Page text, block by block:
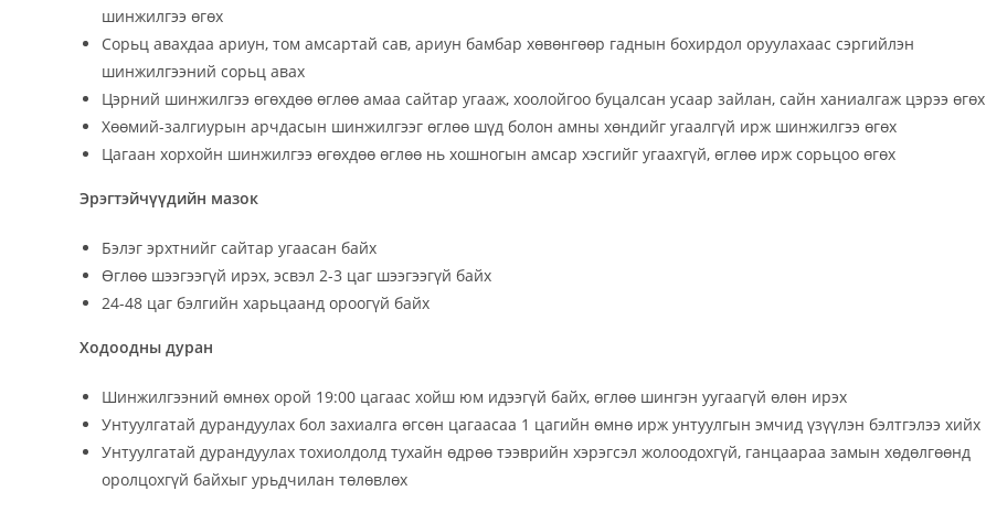
шинжилгээ өгөх
Сорьц авахдаа ариун, том амсартай сав, ариун бамбар хөвөнгөөр гаднын бохирдол оруулахаас сэргийлэн
шинжилгээний сорьц авах
Цэрний шинжилгээ өгөхдөө өглөө амаа сайтар угааж, хоолойгоо буцалсан усаар зайлан, сайн ханиалгаж цэрээ өгөх
Хөөмий-залгиурын арчдасын шинжилгээг өглөө шүд болон амны хөндийг угаалгүй ирж шинжилгээ өгөх
Цагаан хорхойн шинжилгээ өгөхдөө өглөө нь хошногын амсар хэсгийг угаахгүй, өглөө ирж сорьцоо өгөх
Эрэгтэйчүүдийн мазок
Бэлэг эрхтнийг сайтар угаасан байх
Өглөө шээгээгүй ирэх, эсвэл 2-3 цаг шээгээгүй байх
24-48 цаг бэлгийн харьцаанд ороогүй байх
Ходоодны дуран
Шинжилгээний өмнөх орой 19:00 цагаас хойш юм идээгүй байх, өглөө шингэн уугаагүй өлөн ирэх
Унтуулгатай дурандуулах бол захиалга өгсөн цагаасаа 1 цагийн өмнө ирж унтуулгын эмчид үзүүлэн бэлтгэлээ хийх
Унтуулгатай дурандуулах тохиолдолд тухайн өдрөө тээврийн хэрэгсэл жолоодохгүй, ганцаараа замын хөдөлгөөнд
оролцохгүй байхыг урьдчилан төлөвлөх